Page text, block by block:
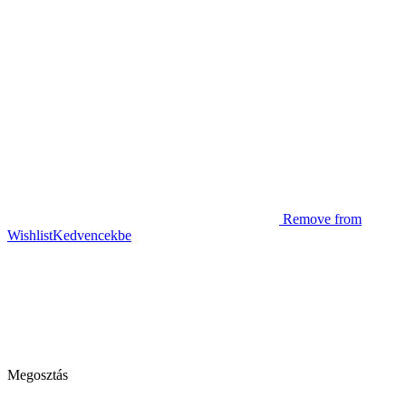
Remove from
WishlistKedvencekbe
Megosztás